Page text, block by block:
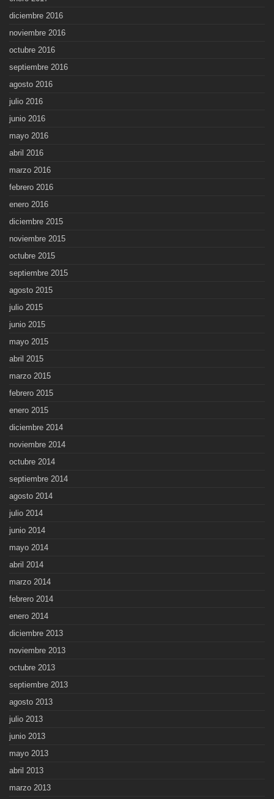
diciembre 2016
noviembre 2016
octubre 2016
septiembre 2016
agosto 2016
julio 2016
junio 2016
mayo 2016
abril 2016
marzo 2016
febrero 2016
enero 2016
diciembre 2015
noviembre 2015
octubre 2015
septiembre 2015
agosto 2015
julio 2015
junio 2015
mayo 2015
abril 2015
marzo 2015
febrero 2015
enero 2015
diciembre 2014
noviembre 2014
octubre 2014
septiembre 2014
agosto 2014
julio 2014
junio 2014
mayo 2014
abril 2014
marzo 2014
febrero 2014
enero 2014
diciembre 2013
noviembre 2013
octubre 2013
septiembre 2013
agosto 2013
julio 2013
junio 2013
mayo 2013
abril 2013
marzo 2013